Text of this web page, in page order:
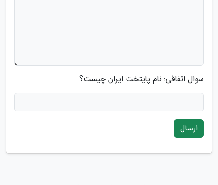
سوال اتفاقی: نام پایتخت ایران چیست؟
ارسال